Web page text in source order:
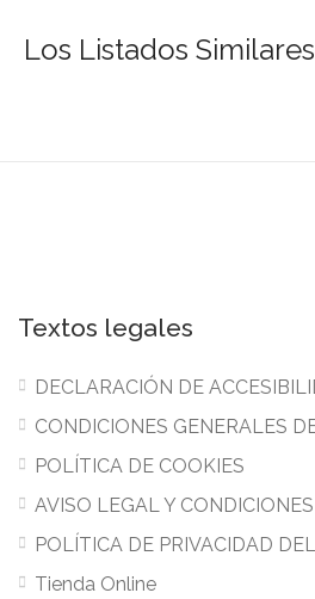
Los Listados Similares
Textos legales
DECLARACIÓN DE
CONDICIONES GENERALES
POLÍTICA DE COOKIES
AVISO LEGAL Y
POLÍTICA DE PRIVACIDAD
Tienda Online